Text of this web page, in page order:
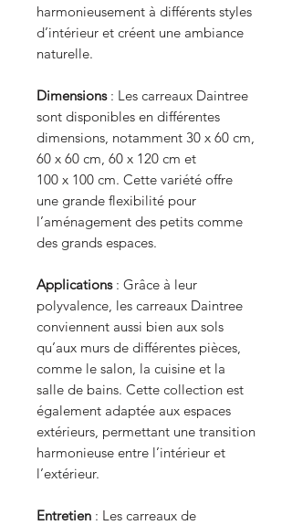
harmonieusement à différents styles
d’intérieur et créent une ambiance
naturelle.
Dimensions: Les carreaux Daintree
sont disponibles en différentes
dimensions, notamment 30 x 60 cm,
60 x 60 cm, 60 x 120 cm et
100 x 100 cm. Cette variété offre
une grande flexibilité pour
l’aménagement des petits comme
des grands espaces.
Applications: Grâce à leur
polyvalence, les carreaux Daintree
conviennent aussi bien aux sols
qu’aux murs de différentes pièces,
comme le salon, la cuisine et la
salle de bains. Cette collection est
également adaptée aux espaces
extérieurs, permettant une transition
harmonieuse entre l’intérieur et
l’extérieur.
Entretien : Les carreaux de